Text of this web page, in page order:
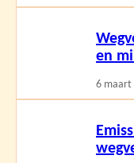
en
6 maart